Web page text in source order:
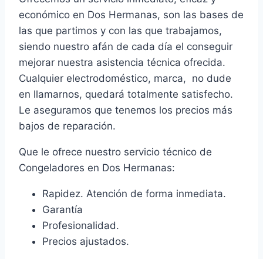
económico en Dos Hermanas, son las bases de
las que partimos y con las que trabajamos,
siendo nuestro afán de cada día el conseguir
mejorar nuestra asistencia técnica ofrecida.
Cualquier electrodoméstico, marca, no dude
en llamarnos, quedará totalmente satisfecho.
Le aseguramos que tenemos los precios más
bajos de reparación.
Que le ofrece nuestro servicio técnico de
Congeladores en Dos Hermanas:
Rapidez. Atención de forma inmediata.
Garantía
Profesionalidad.
Precios ajustados.